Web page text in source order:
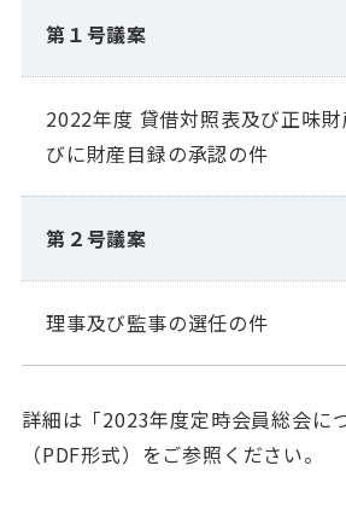
第１号議案
2022年度 貸借対照表及び正味
びに財産目録の承認の件
第２号議案
理事及び監事の選任の件
詳細は「2023年度定時会員総会に
（PDF形式）をご参照ください。